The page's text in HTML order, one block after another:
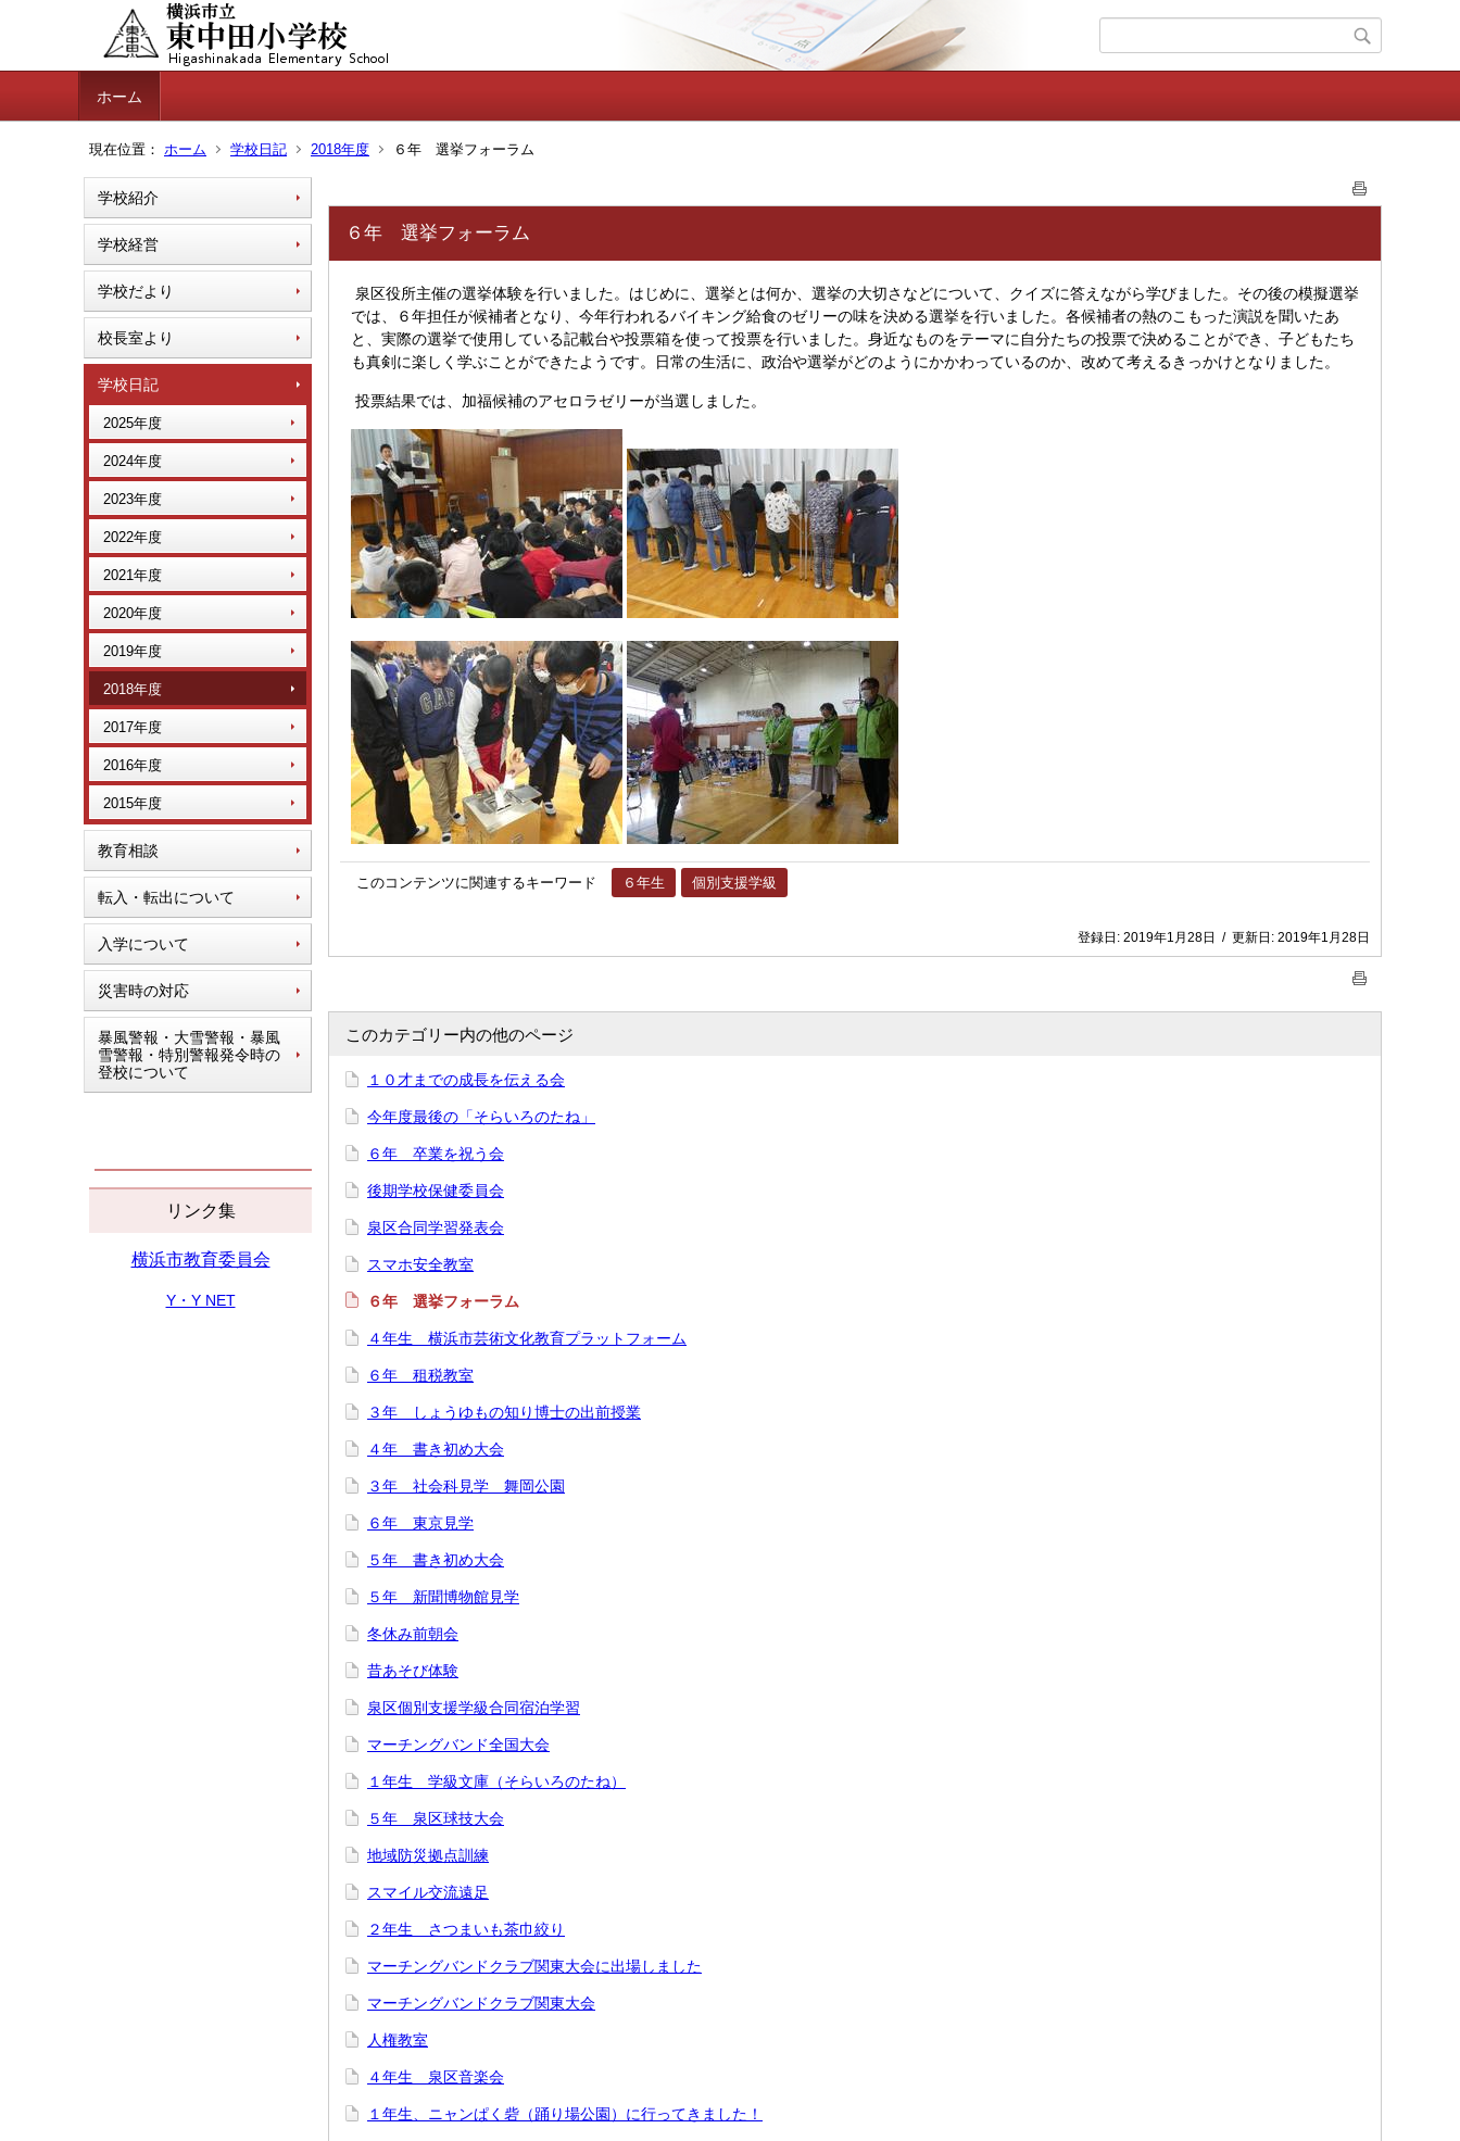
ホーム
現在位置： ホーム 学校日記 2018年度 ６年 選挙フォーラム
学校紹介
学校経営
学校だより
校長室より
学校日記
2025年度
2024年度
2023年度
2022年度
2021年度
2020年度
2019年度
2018年度
2017年度
2016年度
2015年度
教育相談
転入・転出について
入学について
災害時の対応
暴風警報・大雪警報・暴風
雪警報・特別警報発令時の
登校について
リンク集
横浜市教育委員会
Y・Y NET
６年 選挙フォーラム
泉区役所主催の選挙体験を行いました。はじめに、選挙とは何か、選挙の大切さなどについて、クイズに答えながら学びました。その後の模擬選挙
では、６年担任が候補者となり、今年行われるバイキング給食のゼリーの味を決める選挙を行いました。各候補者の熱のこもった演説を聞いたあ
と、実際の選挙で使用している記載台や投票箱を使って投票を行いました。身近なものをテーマに自分たちの投票で決めることができ、子どもたち
も真剣に楽しく学ぶことができたようです。日常の生活に、政治や選挙がどのようにかかわっているのか、改めて考えるきっかけとなりました。
投票結果では、加福候補のアセロラゼリーが当選しました。
このコンテンツに関連するキーワード ６年生 個別支援学級
登録日: 2019年1月28日 / 更新日: 2019年1月28日
このカテゴリー内の他のページ
１０才までの成長を伝える会
今年度最後の「そらいろのたね」
６年 卒業を祝う会
後期学校保健委員会
泉区合同学習発表会
スマホ安全教室
６年 選挙フォーラム
４年生 横浜市芸術文化教育プラットフォーム
６年 租税教室
３年 しょうゆもの知り博士の出前授業
４年 書き初め大会
３年 社会科見学 舞岡公園
６年 東京見学
５年 書き初め大会
５年 新聞博物館見学
冬休み前朝会
昔あそび体験
泉区個別支援学級合同宿泊学習
マーチングバンド全国大会
１年生 学級文庫（そらいろのたね）
５年 泉区球技大会
地域防災拠点訓練
スマイル交流遠足
２年生 さつまいも茶巾絞り
マーチングバンドクラブ関東大会に出場しました
マーチングバンドクラブ関東大会
人権教室
４年生 泉区音楽会
１年生、ニャンぱく砦（踊り場公園）に行ってきました！